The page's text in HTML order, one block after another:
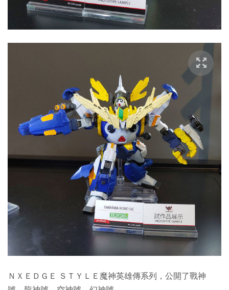
ＮＸＥＤＧＥ ＳＴＹＬＥ魔神英雄傳系列，公開了戰神